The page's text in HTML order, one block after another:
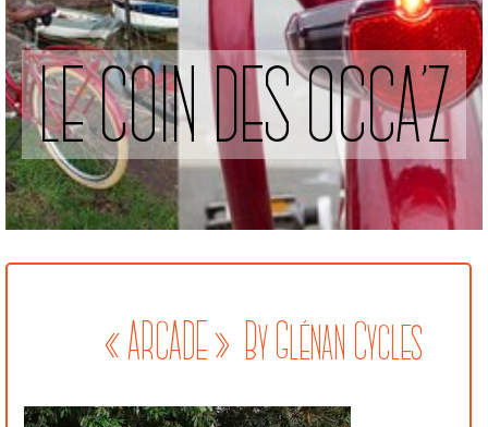
LE COIN DES OCCA’Z
« ARCADE » By Glénan Cycles